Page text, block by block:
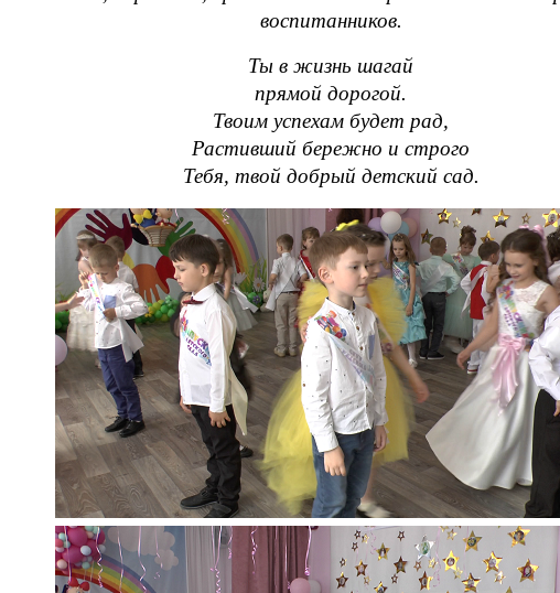
воспитанников.
Ты в жизнь шагай
прямой дорогой.
Твоим успехам будет рад,
Растивший бережно и строго
Тебя, твой добрый детский сад.